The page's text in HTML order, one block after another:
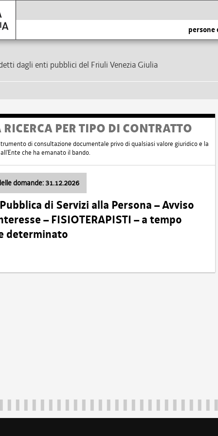
persone
dagli enti pubblici del Friuli Venezia Giulia
PER TIPO DI CONTRATTO
di consultazione documentale privo di qualsiasi valore giuridico e la
che ha emanato il bando.
domande: 31.12.2026
di Servizi alla Persona – Avviso
– FISIOTERAPISTI – a tempo
determinato